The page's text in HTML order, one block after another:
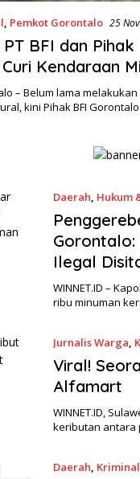
, Pemkot Gorontalo 25
BFI dan Pihak
Kendaraan
Kantor
– Belum lama melakukan
kini Pihak BFI
Daerah, Hukum
Gorontalo:
Ilegal
WINNET.ID –
ribu minuman
Jurnalis Warga,
Viral!
Alfamart
WINNET.ID,
keributan antara
Daerah, Kriminal